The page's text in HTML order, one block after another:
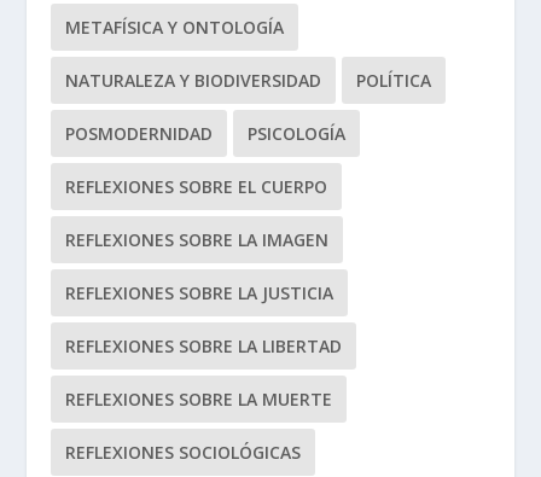
METAFÍSICA Y ONTOLOGÍA
NATURALEZA Y BIODIVERSIDAD POLÍTICA
POSMODERNIDAD PSICOLOGÍA
REFLEXIONES SOBRE EL CUERPO
REFLEXIONES SOBRE LA IMAGEN
REFLEXIONES SOBRE LA JUSTICIA
REFLEXIONES SOBRE LA LIBERTAD
REFLEXIONES SOBRE LA MUERTE
REFLEXIONES SOCIOLÓGICAS